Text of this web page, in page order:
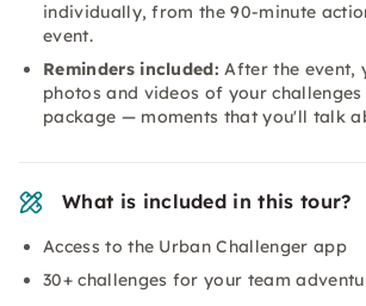
individually, from the 90-minute
event.
Reminders included: After the event,
photos and videos of your
package — moments that you'll talk
What is included in this tour?
Access to the Urban Challenger app
30+ challenges for your team